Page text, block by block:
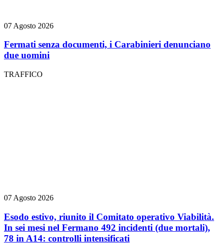
07 Agosto 2026
Fermati senza documenti, i Carabinieri denunciano
due uomini
TRAFFICO
07 Agosto 2026
Esodo estivo, riunito il Comitato operativo Viabilità.
In sei mesi nel Fermano 492 incidenti (due mortali),
78 in A14: controlli intensificati